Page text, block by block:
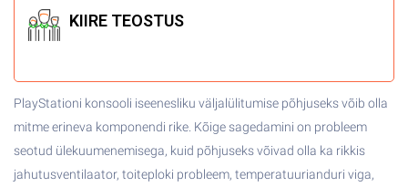
KIIRE TEOSTUS
PlayStationi konsooli iseenesliku väljalülitumise põhjuseks võib olla
mitme erineva komponendi rike. Kõige sagedamini on probleem
seotud ülekuumenemisega, kuid põhjuseks võivad olla ka rikkis
jahutusventilaator, toiteploki probleem, temperatuurianduri viga,